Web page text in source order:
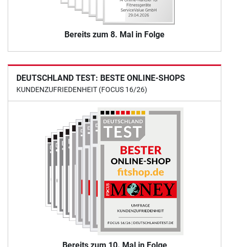
Bereits zum 8. Mal in Folge
DEUTSCHLAND TEST: BESTE ONLINE-SHOPS
KUNDENZUFRIEDENHEIT (FOCUS 16/26)